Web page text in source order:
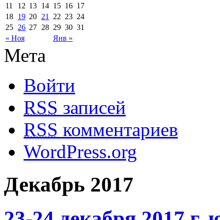
« Ноя Янв »
11 12 13 14 15 16 17
18 19 20 21 22 23 24
25 26 27 28 29 30 31
Мета
Войти
RSS записей
RSS комментариев
WordPress.org
Декабрь 2017